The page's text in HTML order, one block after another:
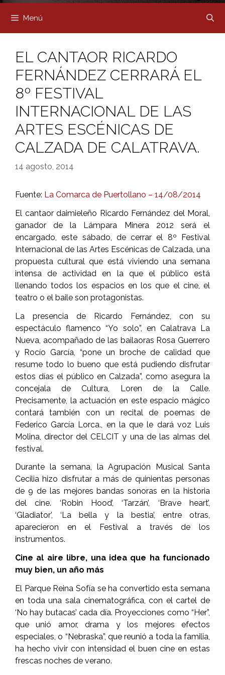
Menú
EL CANTAOR RICARDO
FERNÁNDEZ CERRARÁ EL
8º FESTIVAL
INTERNACIONAL DE LAS
ARTES ESCÉNICAS DE
CALZADA DE CALATRAVA.
14 agosto, 2014
Fuente: La Comarca de Puertollano – 14/08/2014
El cantaor daimieleño Ricardo Fernández del Moral,
ganador de la Lámpara Minera 2012 será el
encargado, este sábado, de cerrar el 8º Festival
Internacional de las Artes Escénicas de Calzada, una
propuesta cultural que está viviendo una semana
intensa de actividad en la que el público está
llenando todos los espacios en los que el cine, el
teatro o el baile son protagonistas.
La presencia de Ricardo Fernández, con su
espectáculo flamenco “Yo solo”, en Calatrava La
Nueva, acompañado de las bailaoras Rosa Guerrero
y Rocío García, “pone un broche de calidad que
resume todo lo bueno que está pudiendo disfrutar
estos días el público en Calzada”, como asegura la
concejala de Cultura, Loren de la Calle.
Precisamente, la actuación en este espacio mágico
contará también con un recital de poemas de
Federico García Lorca., en la que le dará voz Luis
Molina, director del CELCIT y una de las almas del
festival.
Durante la semana, la Agrupación Musical Santa
Cecilia hizo disfrutar a más de quinientas personas
de 9 de las mejores bandas sonoras en la historia
del cine. ‘Robin Hood’, ‘Tarzán’, ‘Brave heart’,
‘Gladiator’, ‘La bella y la bestia’, entre otras,
aparecieron en el Festival a través de los
instrumentos.
Cine al aire libre, una idea que ha funcionado
muy bien, un año más
El Parque Reina Sofía se ha convertido esta semana
en toda una sala cinematográfica, con el cartel de
‘No hay butacas’ cada día. Proyecciones como “Her”,
que unió amor, drama y los mejores efectos
especiales, o “Nebraska”, que reunió a toda la familia,
ha hecho vivir con intensidad el buen cine en estas
frescas noches de verano.